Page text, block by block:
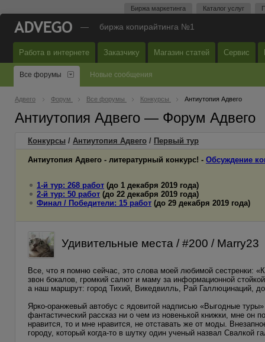
Биржа маркетинга Каталог услуг
— биржа копирайтинга №1
Работа в интернете Заказчику Магазин статей Сервис
Все форумы Новые сообщения
Адвего Форум Все форумы Конкурсы Антиутопия Адвего
Антиутопия Адвего — Форум Адвего
Конкурсы / Антиутопия Адвего / Первый тур
Антиутопия Адвего - литературный конкурс! - Обсуждение
1-й тур: 268 работ (до 1 декабря 2019 года)
2-й тур: 50 работ (до 22 декабря 2019 года)
Финал / Победители: 15 работ (до 29 декабря 2019 года)
Удивительные места / #200 / Marry23
Все, что я помню сейчас, это слова моей любимой сестренки:
звон бокалов, громкий салют и маму за информационной
а наш маршрут: город Тихий, Викедвилль, Рай Галлюцинаций,
Ярко-оранжевый автобус с ядовитой надписью «Выгодные
фантастический рассказ ни о чем из новенькой книжки, мне
нравится, то и мне нравится, не отставать же от моды.
городу, который когда-то в шутку один ученый назвал Свалкой